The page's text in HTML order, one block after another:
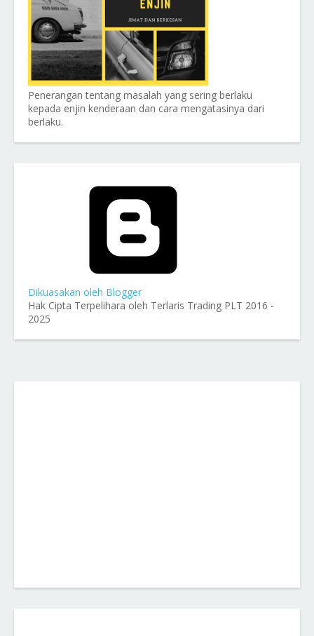
Penerangan tentang masalah yang sering berlaku
kepada enjin kenderaan dan cara mengatasinya dari
berlaku.
Dikuasakan oleh Blogger
Hak Cipta Terpelihara oleh Terlaris Trading PLT 2016 -
2025